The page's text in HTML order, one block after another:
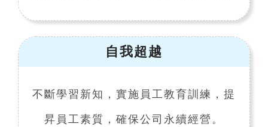
自我超越
不斷學習新知，實施員工教育訓練，提
昇員工素質，確保公司永續經營。